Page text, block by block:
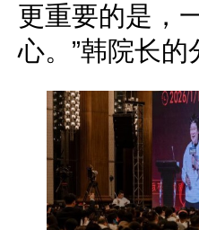
更重要的是，
心。”韩院长的